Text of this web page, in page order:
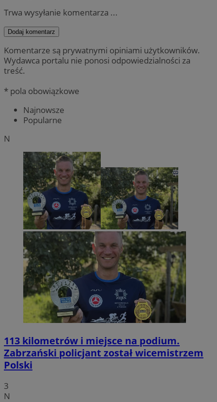
Trwa wysyłanie komentarza ...
Dodaj komentarz
Komentarze są prywatnymi opiniami użytkowników.
Wydawca portalu nie ponosi odpowiedzialności za
treść.
* pola obowiązkowe
Najnowsze
Popularne
N
113 kilometrów i miejsce na podium.
Zabrzański policjant został wicemistrzem
Polski
3
N